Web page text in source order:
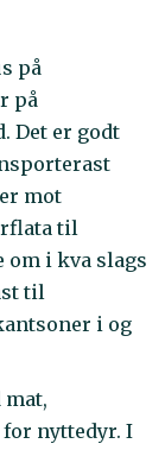
på
på
Det er godt
mot
til
om i kva slags
til
i og
nyttedyr. I